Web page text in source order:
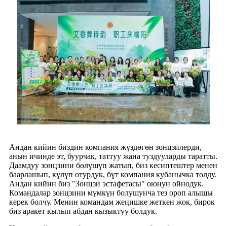
Андан кийин биздин компания жүздөгөн зонцзилерди,
анын ичинде эт, буурчак, таттуу жана туздууларды таратты.
Даамдуу зонцзини бөлүшүп жатып, биз кесиптештер менен
баарлашып, күлүп отурдук, бүт компания кубанычка толду.
Андан кийин биз "Зонцзи эстафетасы" оюнун ойнодук.
Командалар зонцзини мүмкүн болушунча тез ороп алышы
керек болчу. Менин командам жеңишке жеткен жок, бирок
биз аракет кылып абдан кызыктуу болдук.